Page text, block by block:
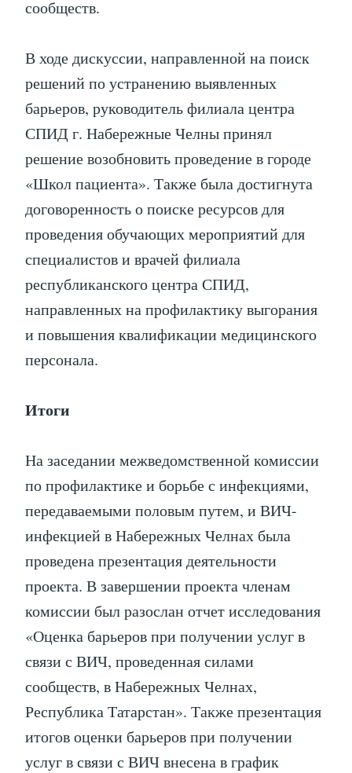
сообществ.
В ходе дискуссии, направленной на поиск
решений по устранению выявленных
барьеров, руководитель филиала центра
СПИД г. Набережные Челны принял
решение возобновить проведение в городе
«Школ пациента». Также была достигнута
договоренность о поиске ресурсов для
проведения обучающих мероприятий для
специалистов и врачей филиала
республиканского центра СПИД,
направленных на профилактику выгорания
и повышения квалификации медицинского
персонала.
Итоги
На заседании межведомственной комиссии
по профилактике и борьбе с инфекциями,
передаваемыми половым путем, и ВИЧ-
инфекцией в Набережных Челнах была
проведена презентация деятельности
проекта. В завершении проекта членам
комиссии был разослан отчет исследования
«Оценка барьеров при получении услуг в
связи с ВИЧ, проведенная силами
сообществ, в Набережных Челнах,
Республика Татарстан». Также презентация
итогов оценки барьеров при получении
услуг в связи с ВИЧ внесена в график